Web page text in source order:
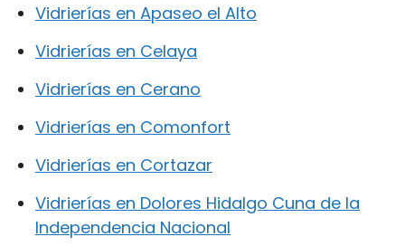
Vidrierías en Apaseo el Alto
Vidrierías en Celaya
Vidrierías en Cerano
Vidrierías en Comonfort
Vidrierías en Cortazar
Vidrierías en Dolores Hidalgo Cuna de la
Independencia Nacional